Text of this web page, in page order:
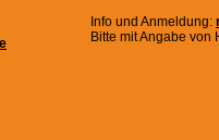
Info und Anmeldung:
Bitte mit Angabe von